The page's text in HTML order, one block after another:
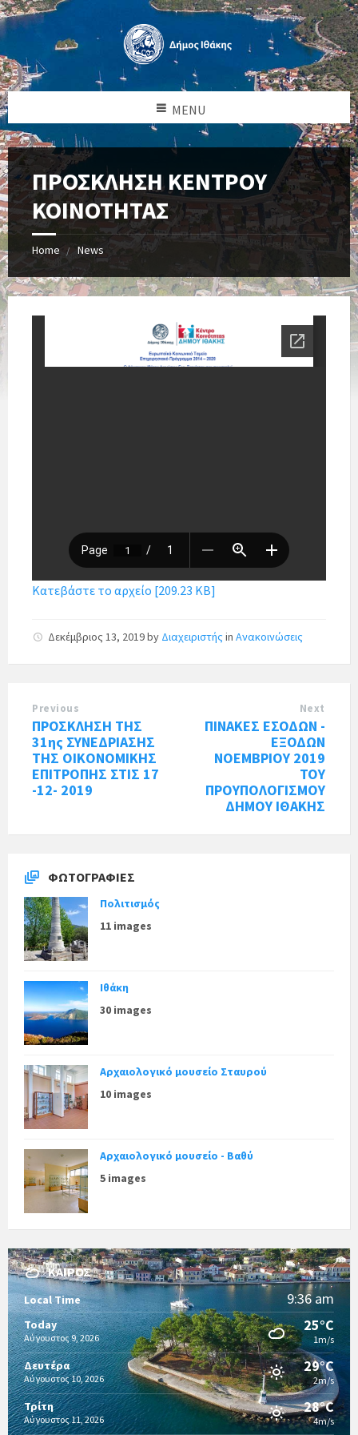
MENU
ΠΡΟΣΚΛΗΣΗ ΚΕΝΤΡΟΥ
ΚΟΙΝΟΤΗΤΑΣ
Home News
Κατεβάστε το αρχείο [209.23 KB]
Δεκέμβριος 13, 2019by Διαχειριστής in Ανακοινώσεις
Previous
ΠΡΟΣΚΛΗΣΗ ΤΗΣ
31ης ΣΥΝΕΔΡΙΑΣΗΣ
ΤΗΣ ΟΙΚΟΝΟΜΙΚΗΣ
ΕΠΙΤΡΟΠΗΣ ΣΤΙΣ 17
-12- 2019
Next
ΠΙΝΑΚEΣ ΕΣΟΔΩΝ -
ΕΞΟΔΩΝ
ΝΟΕΜΒΡΙΟΥ 2019
ΤΟΥ
ΠΡΟΥΠΟΛΟΓΙΣΜΟΥ
ΔΗΜΟΥ ΙΘΑΚΗΣ
ΦΩΤΟΓΡΑΦΊΕΣ
Πολιτισμός
11 images
Ιθάκη
30 images
Αρχαιολογικό μουσείο Σταυρού
10 images
Αρχαιολογικό μουσείο - Βαθύ
5 images
ΚΑΙΡΌΣ
Local Time 9:36 am
Today
Αύγουστος 9, 2026
25°C
1m/s
Δευτέρα
Αύγουστος 10, 2026
29°C
2m/s
Τρίτη
Αύγουστος 11, 2026
28°C
4m/s